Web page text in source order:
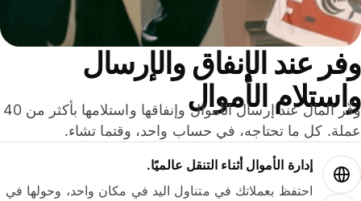
عند الإنفاق والإرسال
الأموال
وفّر المال عند إرسال الأموال وإنفاقها واستلامها بأكثر من 40
كل ما تحتاجه، في حساب واحد، وقتما تشاء.
إدارة الأموال أثناء التنقل عالميًا.
احتفظ بعملاتك في متناول اليد في مكان واحد، وحولها في